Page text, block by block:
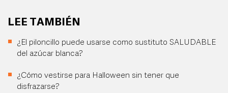
LEE TAMBIÉN
¿El piloncillo puede usarse como sustituto SALUDABLE
del azúcar blanca?
¿Cómo vestirse para Halloween sin tener que
disfrazarse?